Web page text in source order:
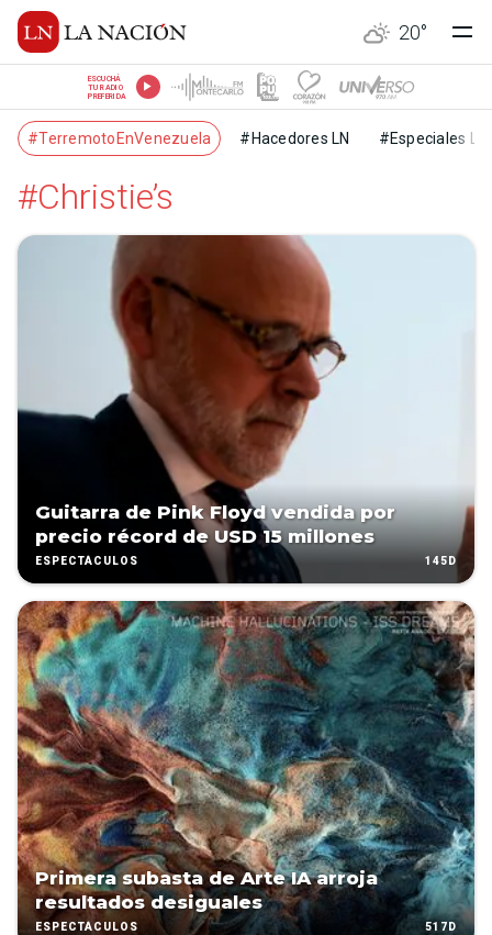
20°
ESCUCHÁ
TU RADIO
PREFERIDA
#TerremotoEnVenezuela #Hacedores LN #Especiales LN
#Christie’s
Guitarra de Pink Floyd vendida por
precio récord de USD 15 millones
ESPECTÁCULOS 145D
Primera subasta de Arte IA arroja
resultados desiguales
ESPECTÁCULOS 517D